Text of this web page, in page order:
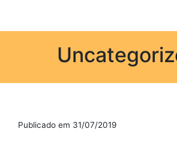
Publicado em 31/07/2019